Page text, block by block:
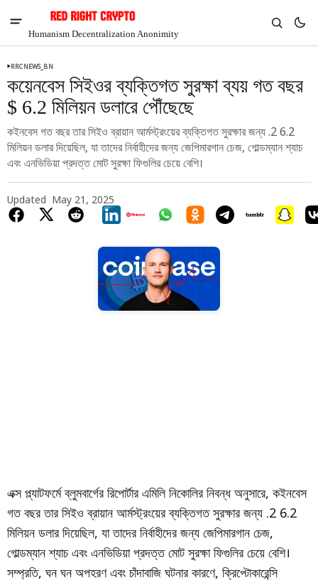
Humanism Decentralization Anonimity
-2.48%
RRCNEWS_BN
কয়েনবেস সিইওর ব্যক্তিগত সুরক্ষা ব্যয় গত বছর
$ 6.2 মিলিয়ন ডলারে পৌঁছেছে
কইনবেস গত বছর তার সিইও ব্রায়ান আর্মস্ট্রংয়ের ব্যক্তিগত সুরক্ষার জন্য .2 6.2
মিলিয়ন ডলার দিয়েছিল, যা তাদের নির্বাহীদের জন্য জেপিমারগান চেজ, গোল্ডম্যান শ্যাচ
এবং এনভিডিয়া প্রদত্ত মোট সুরক্ষা ফিগুলির চেয়ে বেশি।
Updated May 21, 2025
এক্স প্ল্যাটফর্মে ব্লুমবার্গের রিপোর্টার এমিলি নিকোলির নিবন্ধ অনুসারে, কইনবেস
গত বছর তার সিইও ব্রায়ান আর্মস্ট্রংয়ের ব্যক্তিগত সুরক্ষার জন্য .2 6.2
মিলিয়ন ডলার দিয়েছিল, যা তাদের নির্বাহীদের জন্য জেপিমারগান চেজ,
গোল্ডম্যান শ্যাচ এবং এনভিডিয়া প্রদত্ত মোট সুরক্ষা ফিগুলির চেয়ে বেশি।
সম্প্রতি, ঘন ঘন অপহরণ এবং চাঁদাবাজি ঘটনার কারণে, ক্রিপ্টোকারেন্সি